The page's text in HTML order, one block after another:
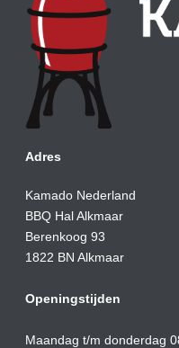
Adres
Kamado Nederland
BBQ Hal Alkmaar
Berenkoog 93
1822 BN Alkmaar
Openingstijden
Maandag t/m donderdag